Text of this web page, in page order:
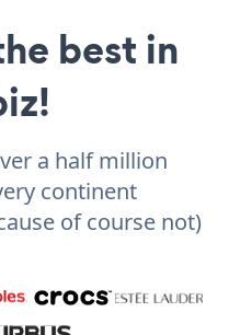
best in
a half million
continent
of course not)